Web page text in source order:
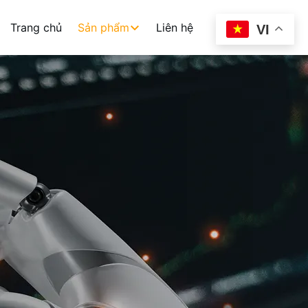
Trang chủ Sản phẩm Liên hệ VI